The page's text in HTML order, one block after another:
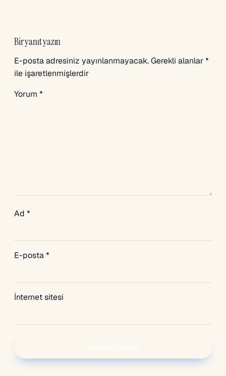
Bir yanıt yazın
E-posta adresiniz yayınlanmayacak.Gerekli alanlar*
ile işaretlenmişlerdir
Yorum *
Ad *
E-posta*
İnternet sitesi